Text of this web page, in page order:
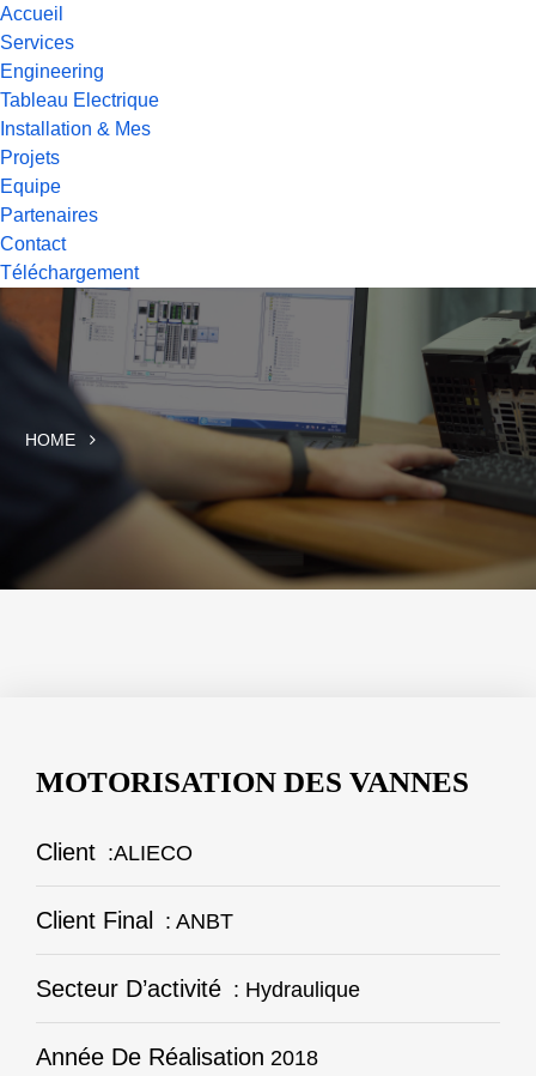
Accueil
Services
Engineering
Tableau Electrique
Installation & Mes
Projets
Equipe
Partenaires
Contact
Téléchargement
HOME MOTORISATION DES VANNES
MOTORISATION DES VANNES
Client :ALIECO
Client Final : ANBT
Secteur D’activité : Hydraulique
Année De Réalisation 2018